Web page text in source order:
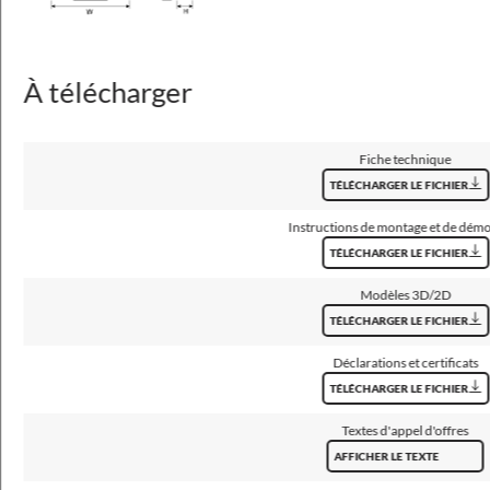
À télécharger
Fiche technique
TÉLÉCHARGER LE FICHIER
Instructions de montage et de
TÉLÉCHARGER LE FICHIER
Modèles 3D/2D
TÉLÉCHARGER LE FICHIER
Déclarations et certificats
TÉLÉCHARGER LE FICHIER
Textes d'appel d'offres
AFFICHER LE TEXTE
Type d'optique